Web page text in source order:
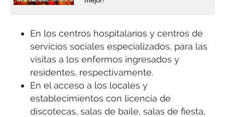
En los centros hospitalarios y centros de
servicios sociales especializados, para las
visitas a los enfermos ingresados y
residentes, respectivamente.
En el acceso a los locales y
establecimientos con licencia de
discotecas, salas de baile, salas de fiesta,